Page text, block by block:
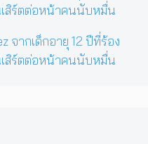
จากเด็กอายุ 12 ปีที่ร้อง
เสิร์ตต่อหน้าคนนับหมื่น